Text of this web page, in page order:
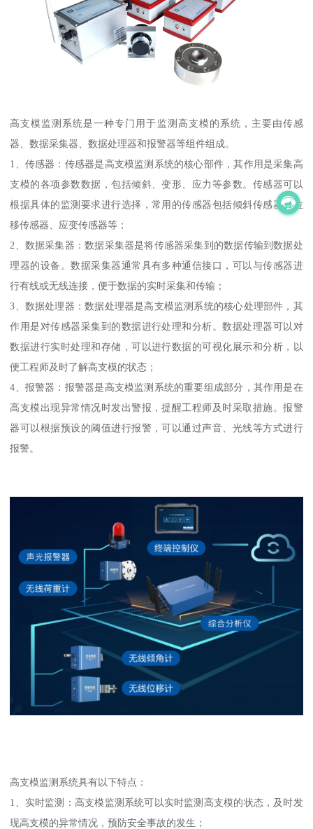
高支模监测系统是一种专门用于监测高支模的系统，主要由传感
器、数据采集器、数据处理器和报警器等组件组成。
1、传感器：传感器是高支模监测系统的核心部件，其作用是采集高
支模的各项参数数据，包括倾斜、变形、应力等参数。传感器可以
根据具体的监测要求进行选择，常用的传感器包括倾斜传感器、位
移传感器、应变传感器等；
2、数据采集器：数据采集器是将传感器采集到的数据传输到数据处
理器的设备。数据采集器通常具有多种通信接口，可以与传感器进
行有线或无线连接，便于数据的实时采集和传输；
3、数据处理器：数据处理器是高支模监测系统的核心处理部件，其
作用是对传感器采集到的数据进行处理和分析。数据处理器可以对
数据进行实时处理和存储，可以进行数据的可视化展示和分析，以
便工程师及时了解高支模的状态；
4、报警器：报警器是高支模监测系统的重要组成部分，其作用是在
高支模出现异常情况时发出警报，提醒工程师及时采取措施。报警
器可以根据预设的阈值进行报警，可以通过声音、光线等方式进行
报警。
高支模监测系统具有以下特点：
1、实时监测：高支模监测系统可以实时监测高支模的状态，及时发
现高支模的异常情况，预防安全事故的发生；